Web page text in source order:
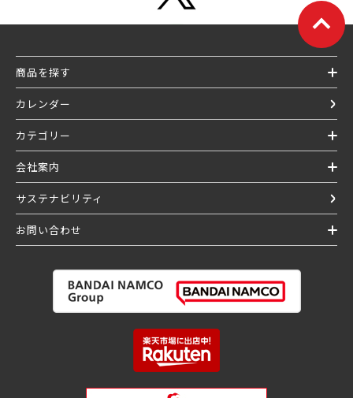
商品を探す
カレンダー
カテゴリー
会社案内
サステナビリティ
お問い合わせ